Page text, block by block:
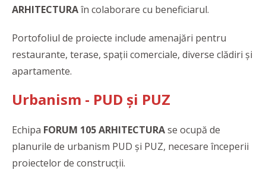
ARHITECTURAîn colaborare cu beneficiarul.
Portofoliul de proiecte include amenajări pentru
restaurante, terase, spații comerciale, diverse clădiri și
apartamente.
Urbanism - PUD și PUZ
Echipa FORUM 105 ARHITECTURAse ocupă de
planurile de urbanism PUD și PUZ, necesare începerii
proiectelor de construcții.